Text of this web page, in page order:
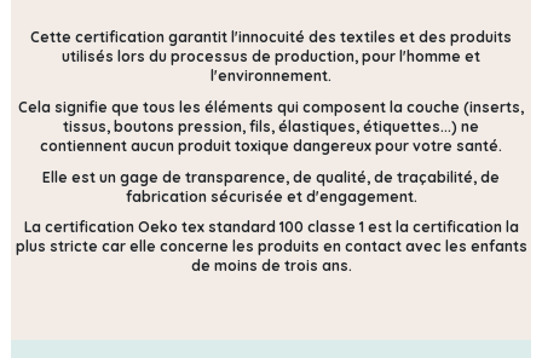
Cette certification garantit l'innocuité des textiles et des produits
utilisés lors du processus de production, pour l'homme et
l'environnement.
Cela signifie que tous les éléments qui composent la couche (inserts,
tissus, boutons pression, fils, élastiques, étiquettes...) ne
contiennent aucun produit toxique dangereux pour votre santé.
Elle est un gage de transparence, de qualité, de traçabilité, de
fabrication sécurisée et d'engagement.
La certification Oeko tex standard 100 classe 1 est la certification la
plus stricte car elle concerne les produits en contact avec les enfants
de moins de trois ans.